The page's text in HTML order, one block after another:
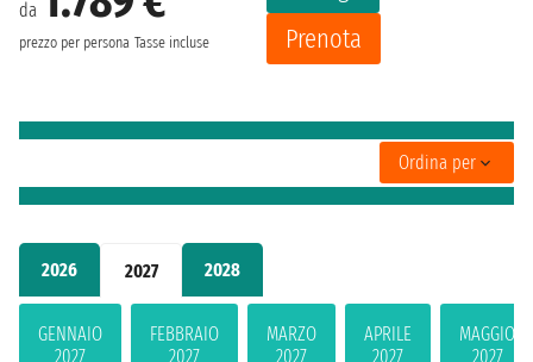
2026 2027 2028
GENNAIO
2027
FEBBRAIO
2027
MARZO
2027
APRILE
2027
MAGGIO
2027
da
prezzo per persona Tasse incluse
Prenota
Ordina per